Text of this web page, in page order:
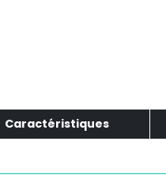
Caractéristiques